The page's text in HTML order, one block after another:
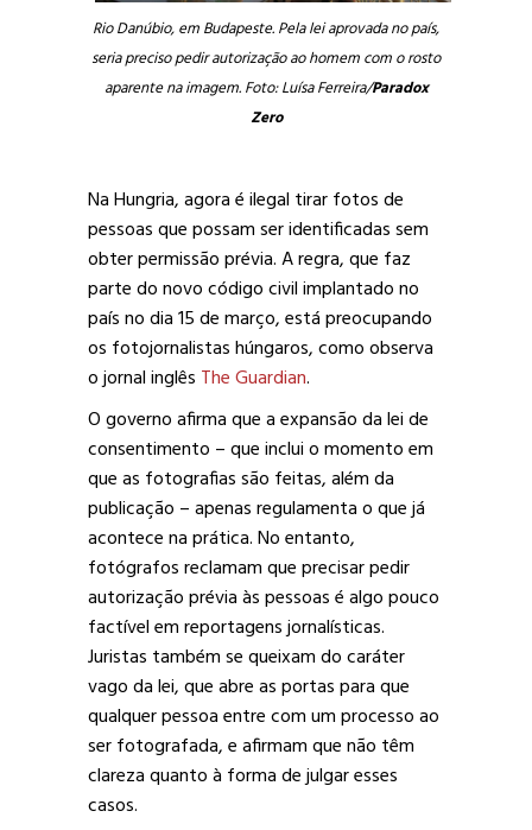
Rio Danúbio, em Budapeste. Pela lei aprovada no país,
seria preciso pedir autorização ao homem com o rosto
aparente na imagem. Foto: Luísa Ferreira/Paradox
Zero
Na Hungria, agora é ilegal tirar fotos de
pessoas que possam ser identificadas sem
obter permissão prévia. A regra, que faz
parte do novo código civil implantado no
país no dia 15 de março, está preocupando
os fotojornalistas húngaros, como observa
o jornal inglês The Guardian.
O governo afirma quea expansão da lei de
consentimento – que inclui o momento em
que as fotografias são feitas, além da
publicação –apenas regulamenta o que já
acontece na prática.No entanto,
fotógrafos reclamam que precisar pedir
autorização prévia às pessoas é algo pouco
factível em reportagens jornalísticas.
Juristas também se queixam do caráter
vago da lei, que abre as portas para que
qualquer pessoa entre com um processo ao
ser fotografada, e afirmam que não têm
clareza quanto à forma de julgar esses
casos.